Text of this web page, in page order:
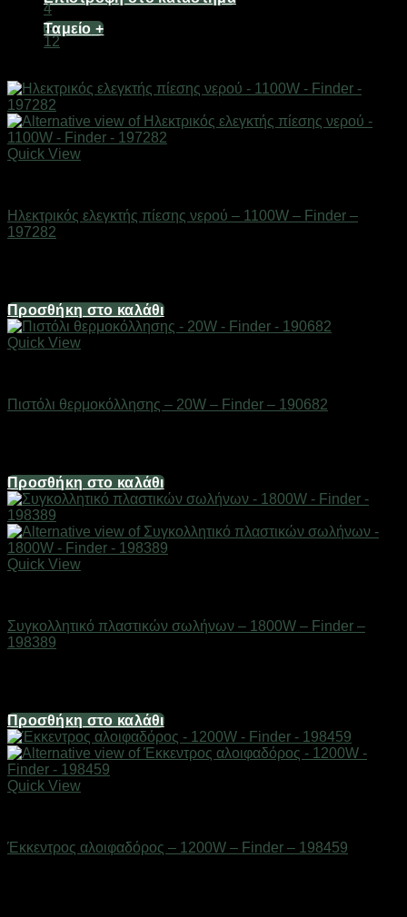
Ταμείο +
4
…
12
Quick View
Ηλεκτρικός ελεγκτής πίεσης νερού – 1100W – Finder –
197282
Προσθήκη στο καλάθι
Quick View
Πιστόλι θερμοκόλλησης – 20W – Finder – 190682
Προσθήκη στο καλάθι
Quick View
Συγκολλητικό πλαστικών σωλήνων – 1800W – Finder –
198389
Προσθήκη στο καλάθι
Quick View
Έκκεντρος αλοιφαδόρος – 1200W – Finder – 198459